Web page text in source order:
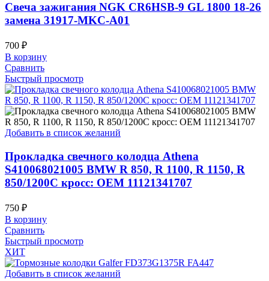
Свеча зажигания NGK CR6HSB-9 GL 1800 18-26
замена 31917-MKC-A01
700 ₽
В корзину
Сравнить
Быстрый просмотр
Добавить в список желаний
Прокладка свечного колодца Athena
S410068021005 BMW R 850, R 1100, R 1150, R
850/1200C кросс: OEM 11121341707
750 ₽
В корзину
Сравнить
Быстрый просмотр
ХИТ
Добавить в список желаний